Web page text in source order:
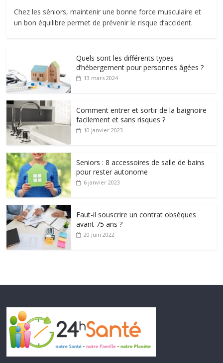
Chez les séniors, maintenir une bonne force musculaire et
un bon équilibre permet de prévenir le risque d’accident.
Quels sont les différents types
d’hébergement pour personnes âgées ?
13 mars 2024
Comment entrer et sortir de la baignoire
facilement et sans risques ?
10 janvier 2023
Seniors : 8 accessoires de salle de bains
pour rester autonome
6 janvier 2023
Faut-il souscrire un contrat obsèques
avant 75 ans ?
20 juin 2022